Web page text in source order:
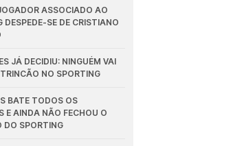
ASSOCIADO AO
DESPEDE-SE DE CRISTIANO
JÁ DECIDIU: NINGUÉM VAI
TRINCÃO NO SPORTING
BATE TODOS OS
E AINDA NÃO FECHOU O
DO SPORTING